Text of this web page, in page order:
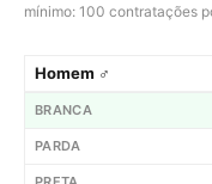
mínimo: 100 contratações
Homem ♂